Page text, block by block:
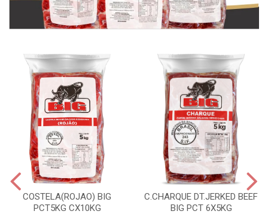
COSTELA(ROJAO) BIG
PCT5KG CX10KG
C.CHARQUE DT.JERKED BEEF
BIG PCT 6X5KG